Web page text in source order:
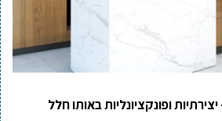
ופונקציונליות באותו חלל